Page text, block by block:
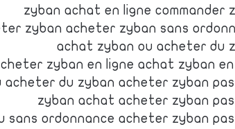
zyban achat en ligne commander
zyban acheter zyban sans
achat zyban ou acheter du
zyban en ligne achat zyban en
acheter du zyban acheter zyban
zyban achat acheter zyban
sans ordonnance acheter zyban